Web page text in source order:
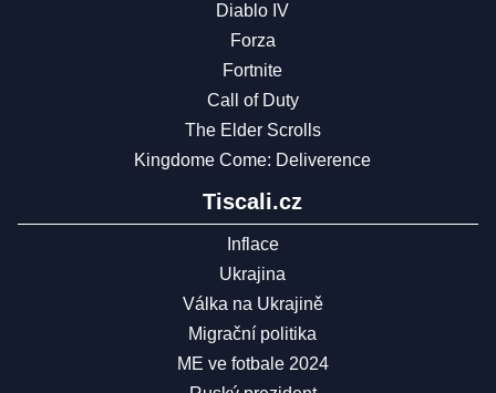
Diablo IV
Forza
Fortnite
Call of Duty
The Elder Scrolls
Kingdome Come: Deliverence
Tiscali.cz
Inflace
Ukrajina
Válka na Ukrajině
Migrační politika
ME ve fotbale 2024